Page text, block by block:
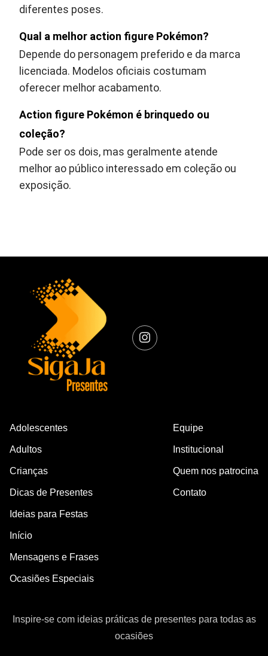
diferentes poses.
Qual a melhor action figure Pokémon?
Depende do personagem preferido e da marca
licenciada. Modelos oficiais costumam
oferecer melhor acabamento.
Action figure Pokémon é brinquedo ou
coleção?
Pode ser os dois, mas geralmente atende
melhor ao público interessado em coleção ou
exposição.
Adolescentes
Adultos
Crianças
Dicas de Presentes
Ideias para Festas
Início
Mensagens e Frases
Ocasiões Especiais
Equipe
Institucional
Quem nos patrocina
Contato
Inspire-se com ideias práticas de presentes para todas as
ocasiões